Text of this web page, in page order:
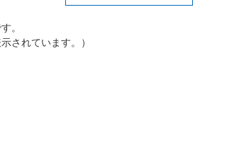
。
されています。）